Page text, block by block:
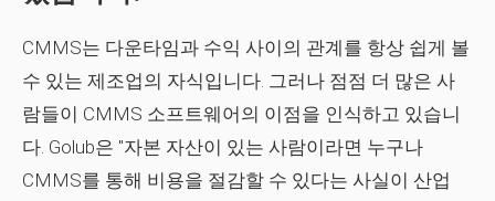
CMMS는 다운타임과 수익 사이의 관계를 항상 쉽게 볼
수 있는 제조업의 자식입니다. 그러나 점점 더 많은 사
람들이 CMMS 소프트웨어의 이점을 인식하고 있습니
다. Golub은 "자본 자산이 있는 사람이라면 누구나
CMMS를 통해 비용을 절감할 수 있다는 사실이 산업